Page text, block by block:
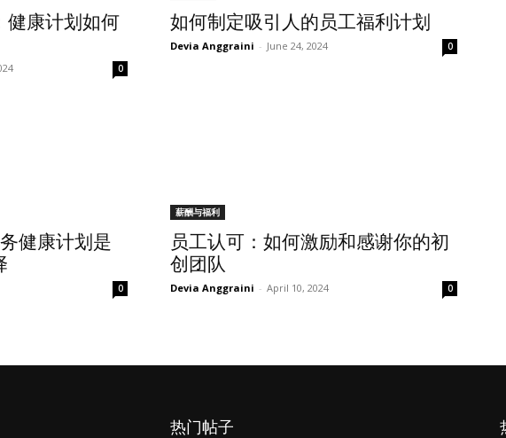
健康计划如何
0
如何制定吸引人的员工福利计划
Devia Anggraini - June 24, 2024 0
健康计划是
0
薪酬与福利
员工认可：如何激励和感谢你的初
创团队
Devia Anggraini - April 10, 2024 0
热门帖子